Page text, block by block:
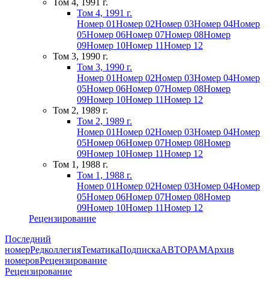
Том 4, 1991 г.
Том 4, 1991 г.
Номер 01Номер 02Номер 03Номер 04Номер
05Номер 06Номер 07Номер 08Номер
09Номер 10Номер 11Номер 12
Том 3, 1990 г.
Том 3, 1990 г.
Номер 01Номер 02Номер 03Номер 04Номер
05Номер 06Номер 07Номер 08Номер
09Номер 10Номер 11Номер 12
Том 2, 1989 г.
Том 2, 1989 г.
Номер 01Номер 02Номер 03Номер 04Номер
05Номер 06Номер 07Номер 08Номер
09Номер 10Номер 11Номер 12
Том 1, 1988 г.
Том 1, 1988 г.
Номер 01Номер 02Номер 03Номер 04Номер
05Номер 06Номер 07Номер 08Номер
09Номер 10Номер 11Номер 12
Рецензирование
Последний
номерРедколлегияТематикаПодпискаАВТОРАМАрхив
номеровРецензирование
Рецензирование